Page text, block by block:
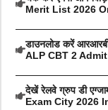
Merit List 2026
डाउनलोड करें
ALP CBT 2
देखें रेलवे ग्रुप डी
Exam City 2026